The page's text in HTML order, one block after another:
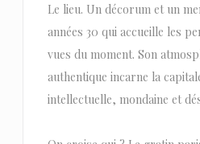
Le lieu. Un décorum et un
années 30 qui accueille les
vues du moment. Son
authentique incarne la
intellectuelle, mondaine et